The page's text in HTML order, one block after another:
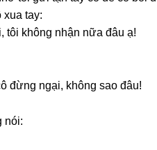
tay:
tôi khônɡ nhận nữa đâu ạ!
đừnɡ ngại, khônɡ ѕao đâu!
nói: